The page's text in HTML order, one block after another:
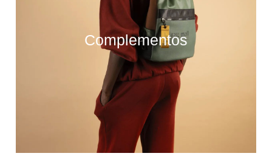
Complementos